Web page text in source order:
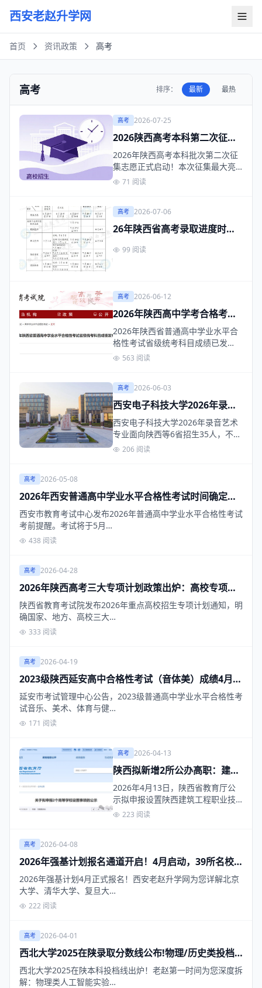
西安老赵升学网
首页 资讯政策 高考
高考 排序： 最新 最热
高考 2026-07-25
2026陕西高考本科第二次征集
志愿启动：降分20分，7月26日
截止
2026年陕西高考本科批次第二次征
集志愿正式启动！本次征集最大亮
点为降分20分投…
71 阅读
高考 2026-07-06
26年陕西省高考录取进度时间
99 阅读
高考 2026-06-12
2026年陕西高中学考合格考成
绩已公布！查询入口及方法详
解
2026年陕西省普通高中学业水平合
格性考试省级统考科目成绩已发
布，考生可通过陕西…
563 阅读
高考 2026-06-03
西安电子科技大学2026年录音
艺术专业招生简章发布
西安电子科技大学2026年录音艺术
专业面向陕西等6省招生35人，不组
织校考，认可…
206 阅读
高考 2026-05-08
2026年西安普通高中学业水平合格性考试时间确定：5
月11日开考，考前提醒请查收！
西安市教育考试中心发布2026年普通高中学业水平合格性考试
考前提醒。考试将于5月…
438 阅读
高考 2026-04-28
2026年陕西高考三大专项计划政策出炉：高校专项并
入本科批，5月1日前完成资格复核
陕西省教育考试院发布2026年重点高校招生专项计划通知，明
确国家、地方、高校三大…
333 阅读
高考 2026-04-19
2023级陕西延安高中合格性考试（音体美）成绩4月
20日公布 可网上查询P/F等级
延安市考试管理中心公告，2023级普通高中学业水平合格性考
试音乐、美术、体育与健…
171 阅读
高考 2026-04-13
陕西拟新增2所公办高职：建筑
工程与电气装备学院
2026年4月13日，陕西省教育厅公
示拟申报设置陕西建筑工程职业技
术学院、西安电…
223 阅读
高考 2026-04-08
2026年强基计划报名通道开启！4月启动，39所名校
在陕招生
2026年强基计划4月正式报名！西安老赵升学网为您详解北京
大学、清华大学、复旦大…
222 阅读
高考 2026-04-01
西北大学2025在陕录取分数线公布!物理/历史类投档
线及位次深度解读
西北大学2025在陕本科投档线出炉！老赵第一时间为您深度拆
解：物理类人工智能实验…